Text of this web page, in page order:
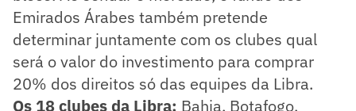
Emirados Árabes também pretende
determinar juntamente com os clubes qual
será o valor do investimento para comprar
20% dos direitos só das equipes da Libra.
Os 18 clubes da Libra: Bahia, Botafogo,